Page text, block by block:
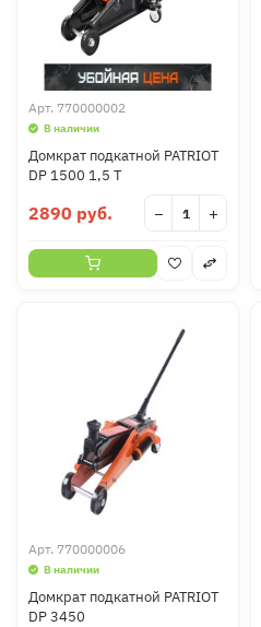
Арт. 770000002
В наличии
Домкрат подкатной PATRIOT
DP 1500 1,5 T
2890 руб. − +
Арт. 770000006
В наличии
Домкрат подкатной PATRIOT
DP 3450